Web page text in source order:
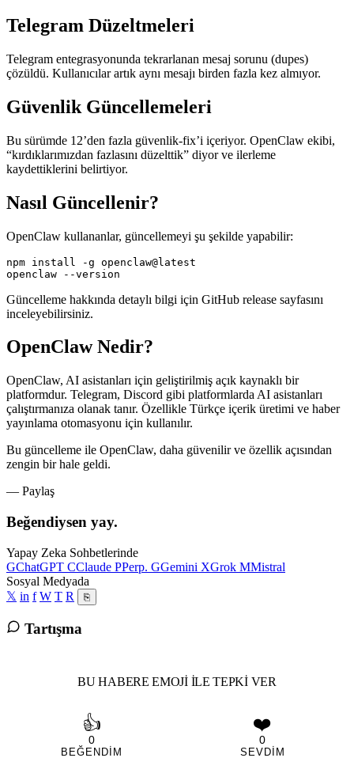
Telegram Düzeltmeleri
Telegram entegrasyonunda tekrarlanan mesaj sorunu (dupes)
çözüldü. Kullanıcılar artık aynı mesajı birden fazla kez almıyor.
Güvenlik Güncellemeleri
Bu sürümde 12’den fazla güvenlik-fix’i içeriyor. OpenClaw ekibi,
“kırdıklarımızdan fazlasını düzelttik” diyor ve ilerleme
kaydettiklerini belirtiyor.
Nasıl Güncellenir?
OpenClaw kullananlar, güncellemeyi şu şekilde yapabilir:
npm install -g openclaw@latest
openclaw --version
Güncelleme hakkında detaylı bilgi için GitHub release sayfasını
inceleyebilirsiniz.
OpenClaw Nedir?
OpenClaw, AI asistanları için geliştirilmiş açık kaynaklı bir
platformdur. Telegram, Discord gibi platformlarda AI asistanları
çalıştırmanıza olanak tanır. Özellikle Türkçe içerik üretimi ve haber
yayınlama otomasyonu için kullanılır.
Bu güncelleme ile OpenClaw, daha güvenilir ve özellik açısından
zengin bir hale geldi.
— Paylaş
Beğendiysen yay.
Yapay Zeka Sohbetlerinde
GChatGPT CClaude PPerp. GGemini XGrok MMistral
Sosyal Medyada
𝕏 in f W T R ⎘
Tartışma
BU HABERE EMOJI ILE TEPKI VER
👍
0
BEĞENDIM
❤️
0
SEVDIM